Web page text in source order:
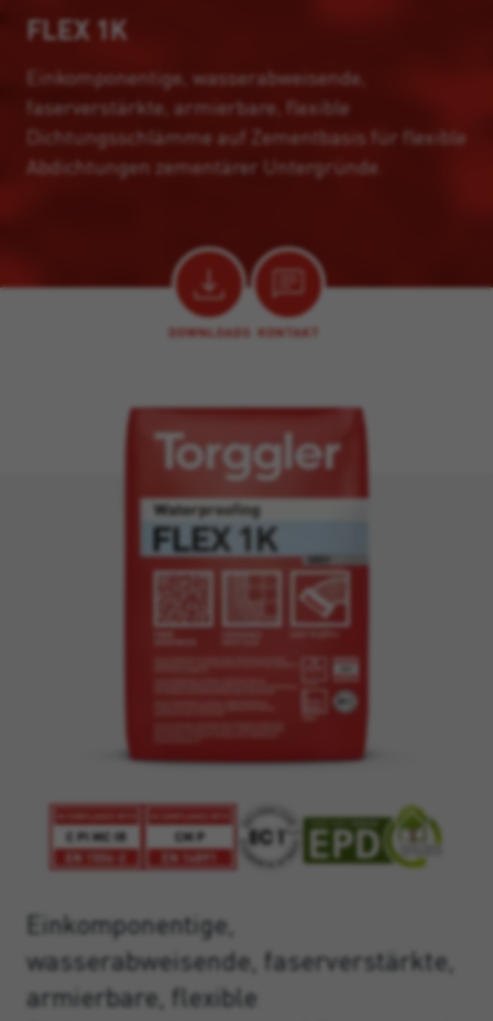
FLEX 1K
Einkomponentige, wasserabweisende,
faserverstärkte, armierbare, flexible
Dichtungsschlämme auf Zementbasis für flexible
Abdichtungen zementärer Untergründe.
DOWNLOADS KONTAKT
Einkomponentige,
wasserabweisende, faserverstärkte,
armierbare, flexible